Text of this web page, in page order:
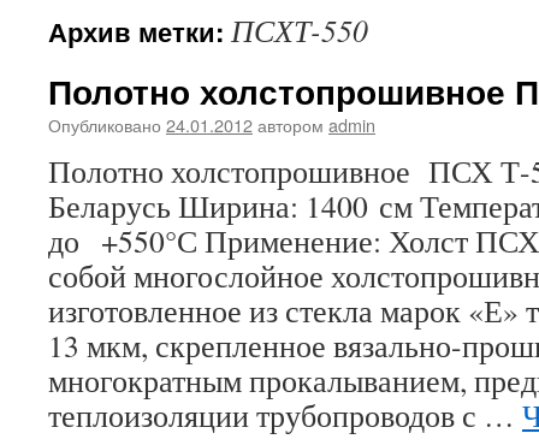
Архив метки: ПСХТ-550
Полотно холстопрошивное
Опубликовано 24.01.2012автором admin
Полотно холстопрошивное ПСХ Т-
Беларусь Ширина: 1400 см
до +550°С Применение: Холст
собой многослойное
изготовленное из стекла марок
13 мкм, скрепленное вязально-
многократным прокалыванием,
теплоизоляции трубопроводов с …